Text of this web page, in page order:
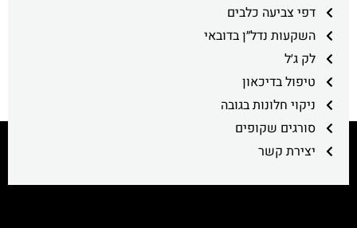
דפי צביעה כלבים
השקעות נדל״ן בדובאי
לק ג׳ל
טיפול בדיכאון
ניקוי חלונות בגובה
סורגים שקופים
יצירת קשר